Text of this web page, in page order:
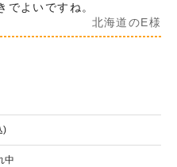
でよいですね。
北海道のE様
)
中